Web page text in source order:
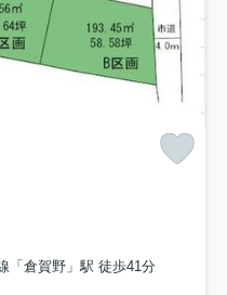
「倉賀野」駅 徒歩41分